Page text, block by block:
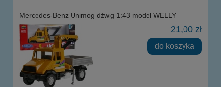
Mercedes-Benz Unimog dźwig 1:43 model WELLY
21,00 zł
do koszyka